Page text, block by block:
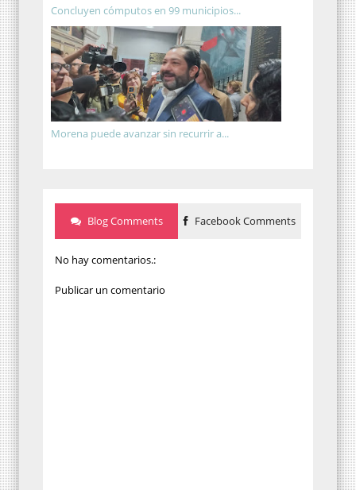
Concluyen cómputos en 99 municipios...
Morena puede avanzar sin recurrir a...
Blog Comments Facebook Comments
No hay comentarios.:
Publicar un comentario